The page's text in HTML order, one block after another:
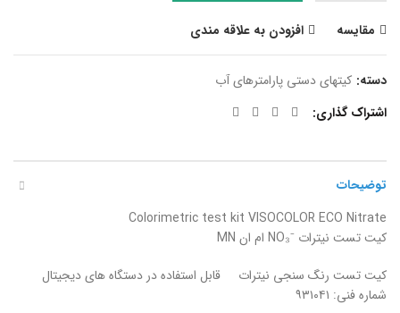
مقایسه افزودن به علاقه مندی
دسته: کیتهای دستی پارامترهای آب
اشتراک گذاری
توضیحات
Colorimetric test kit VISOCOLOR ECO Nitrate
کیت تست نیترات ⁻NO₃ ام ان MN
کیت تست رنگ سنجی نیترات قابل استفاده در دستگاه های دیجیتال
شماره فنی: ۹۳۱۰۴۱